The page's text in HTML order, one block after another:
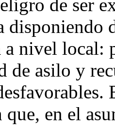
de ser
disponiendo
a nivel local:
de asilo y
que, en el